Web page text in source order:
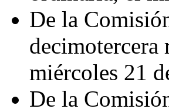
De la
decimotercera
miércoles 21
De la